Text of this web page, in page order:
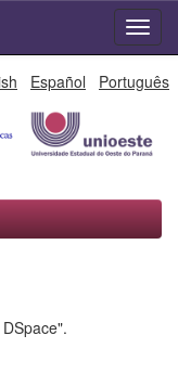
Español Português